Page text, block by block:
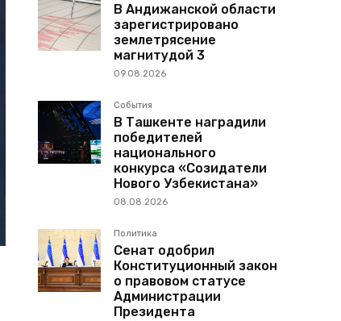
В Андижанской области
зарегистрировано
землетрясение
магнитудой 3
09.08.2026
События
В Ташкенте наградили
победителей
национального
конкурса «Созидатели
Нового Узбекистана»
08.08.2026
Политика
Сенат одобрил
Конституционный закон
о правовом статусе
Администрации
Президента